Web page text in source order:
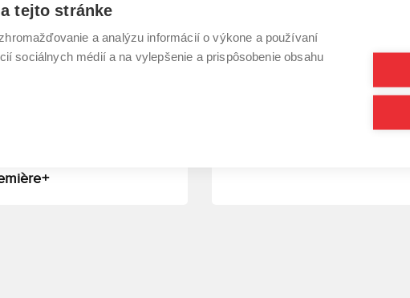
Toshiba ESTIA Bi-Bloc R290
tejto stránke
a analýzu informácií o výkone a používaní
sociálnych médií a na vylepšenie a prispôsobenie obsahu